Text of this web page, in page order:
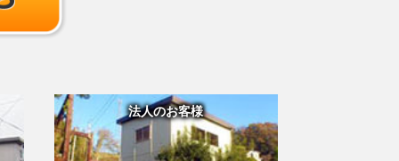
法人のお客様